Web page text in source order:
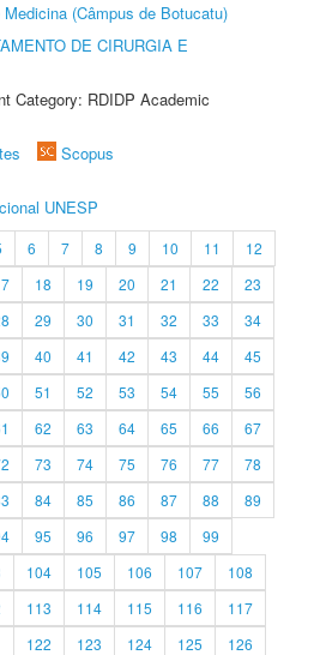
Medicina (Câmpus de Botucatu)
DE CIRURGIA E
Category: RDIDP Academic
Scopus
UNESP
6 7 8 9 10 11
12
18 19 20 21 22
23
29 30 31 32 33
34
40 41 42 43 44
45
51 52 53 54 55
56
62 63 64 65 66
67
73 74 75 76 77
78
84 85 86 87 88
89
95 96 97 98
99
104 105 106 107
108
113 114 115 116
117
122 123 124 125
126